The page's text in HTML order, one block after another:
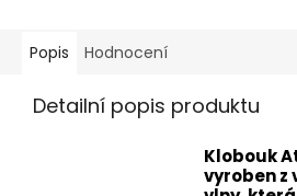
Popis Hodnocení
Detailní popis produktu
Klobouk
vyroben z